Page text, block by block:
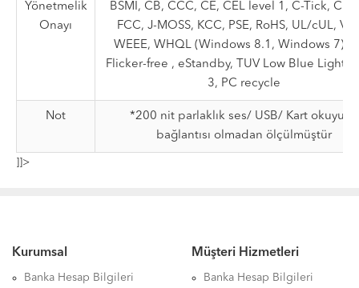
Yönetmelik
Onayı
BSMI, CB, CCC, CE, CEL level 1, C-Tick, CU,
FCC, J-MOSS, KCC, PSE, RoHS, UL/cUL,
WEEE, WHQL (Windows 8.1, Windows 7),
Flicker-free , eStandby, TUV Low Blue Light,
3, PC recycle
Not
*200 nit parlaklık ses/ USB/ Kart okuyucu
bağlantısı olmadan ölçülmüştür
]]>
Kurumsal
Banka Hesap Bilgileri
Müşteri Hizmetleri
Banka Hesap Bilgileri